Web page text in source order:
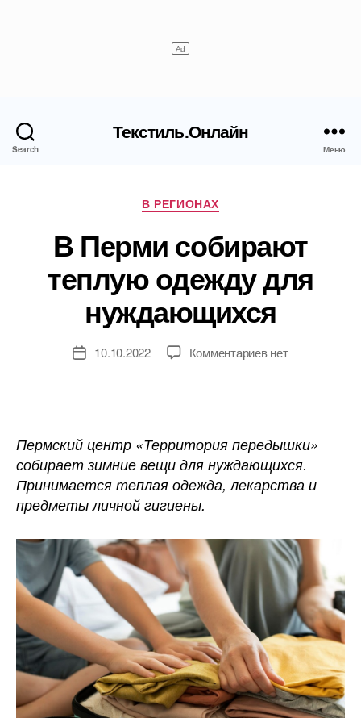
Search
Текстиль.Онлайн
Меню
Рубрики
В РЕГИОНАХ
В Перми собирают
теплую одежду для
нуждающихся
Дата10.10.2022 Комментариевк
теплую
для
нуждающихся
нет
Пермский центр «Территория передышки»
собирает зимние вещи для нуждающихся.
Принимается теплая одежда, лекарства и
предметы личной гигиены.